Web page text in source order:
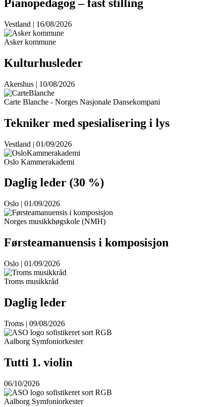
Pianopedagog – fast stilling
Vestland | 16/08/2026
Asker kommune
Kulturhusleder
Akershus | 10/08/2026
Carte Blanche - Norges Nasjonale Dansekompani
Tekniker med spesialisering i lys
Vestland | 01/09/2026
Oslo Kammerakademi
Daglig leder (30 %)
Oslo | 01/09/2026
Norges musikkhøgskole (NMH)
Førsteamanuensis i komposisjon
Oslo | 01/09/2026
Troms musikkråd
Daglig leder
Troms | 09/08/2026
Aalborg Symfoniorkester
Tutti 1. violin
06/10/2026
Aalborg Symfoniorkester